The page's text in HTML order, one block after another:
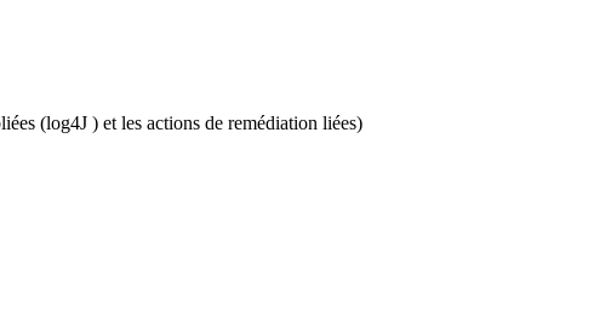
(log4J ) et les actions de remédiation liées)